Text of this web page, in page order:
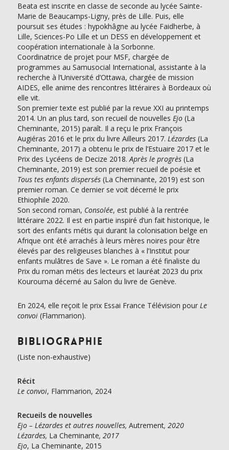
Beata est inscrite en classe de seconde au lycée Sainte-
Marie de Beaucamps-Ligny, près de Lille. Puis, elle
poursuit ses études : hypokhâgne au lycée Faidherbe, à
Lille, Sciences-Po Lille et un DESS en développement et
coopération internationale à la Sorbonne.
Coordinatrice de projet pour MSF, chargée de
programmes au Samusocial International, assistante à la
recherche à l’Université d’Ottawa, chargée de mission
AIDES, elle anime des rencontres littéraires à Bordeaux où
elle vit.
Son premier texte est publié par la revue XXI au printemps
2014. Un an plus tard, son recueil de nouvelles Ejo(La
Cheminante, 2015) paraît. Il a reçu le prix François
Augiéras 2016 et le prix du livre Ailleurs 2017. Lézardes(La
Cheminante, 2017) a obtenu le prix de l’Estuaire 2017 et le
Prix des Lycéens de Decize 2018. Après le progrès (La
Cheminante, 2019) est son premier recueil de poésie et
Tous tes enfants dispersés(La Cheminante, 2019) est son
premier roman. Ce dernier se voit décerné le prix
Ethiophile 2020.
Son second roman, Consolée, est publié à la rentrée
littéraire 2022. Il est en partie inspiré d’un fait historique, le
sort des enfants métis qui durant la colonisation belge en
Afrique ont été arrachés à leurs mères noires pour être
élevés par des religieuses blanches à « l’Institut pour
enfants mulâtres de Save ». Le roman a été finaliste du
Prix du roman métis des lecteurs et lauréat 2023 du prix
Kourouma décerné au Salon du livre de Genève.
En 2024, elle reçoit le prix Essai France Télévision pour Le
convoi(Flammarion).
Bibliographie
(Liste non-exhaustive)
Récit
Le convoi, Flammarion, 2024
Recueils de nouvelles
Ejo – Lézardes et autres nouvelles, Autrement, 2020
Lézardes, La Cheminante, 2017
Ejo, La Cheminante, 2015